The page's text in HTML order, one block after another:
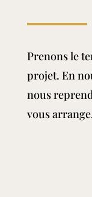
Prenons le
projet. En
nous
vous